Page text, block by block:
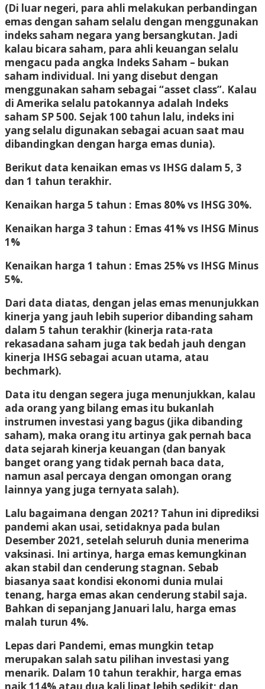
(Di luar negeri, para ahli melakukan perbandingan
emas dengan saham selalu dengan menggunakan
indeks saham negara yang bersangkutan. Jadi
kalau bicara saham, para ahli keuangan selalu
mengacu pada angka Indeks Saham – bukan
saham individual. Ini yang disebut dengan
menggunakan saham sebagai “asset class”. Kalau
di Amerika selalu patokannya adalah Indeks
saham SP 500. Sejak 100 tahun lalu, indeks ini
yang selalu digunakan sebagai acuan saat mau
dibandingkan dengan harga emas dunia).
Berikut data kenaikan emas vs IHSG dalam 5, 3
dan 1 tahun terakhir.
Kenaikan harga 5 tahun : Emas 80% vs IHSG 30%.
Kenaikan harga 3 tahun : Emas 41% vs IHSG Minus
1%
Kenaikan harga 1 tahun : Emas 25% vs IHSG Minus
5%.
Dari data diatas, dengan jelas emas menunjukkan
kinerja yang jauh lebih superior dibanding saham
dalam 5 tahun terakhir (kinerja rata-rata
rekasadana saham juga tak bedah jauh dengan
kinerja IHSG sebagai acuan utama, atau
bechmark).
Data itu dengan segera juga menunjukkan, kalau
ada orang yang bilang emas itu bukanlah
instrumen investasi yang bagus (jika dibanding
saham), maka orang itu artinya gak pernah baca
data sejarah kinerja keuangan (dan banyak
banget orang yang tidak pernah baca data,
namun asal percaya dengan omongan orang
lainnya yang juga ternyata salah).
Lalu bagaimana dengan 2021? Tahun ini diprediksi
pandemi akan usai, setidaknya pada bulan
Desember 2021, setelah seluruh dunia menerima
vaksinasi. Ini artinya, harga emas kemungkinan
akan stabil dan cenderung stagnan. Sebab
biasanya saat kondisi ekonomi dunia mulai
tenang, harga emas akan cenderung stabil saja.
Bahkan di sepanjang Januari lalu, harga emas
malah turun 4%.
Lepas dari Pandemi, emas mungkin tetap
merupakan salah satu pilihan investasi yang
menarik. Dalam 10 tahun terakhir, harga emas